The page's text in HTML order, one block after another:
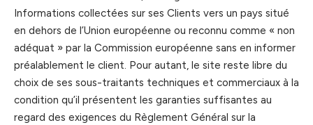
Informations collectées sur ses Clients vers un pays situé
en dehors de l’Union européenne ou reconnu comme « non
adéquat » par la Commission européenne sans en informer
préalablement le client. Pour autant, le site reste libre du
choix de ses sous-traitants techniques et commerciaux à la
condition qu’il présentent les garanties suffisantes au
regard des exigences du Règlement Général sur la